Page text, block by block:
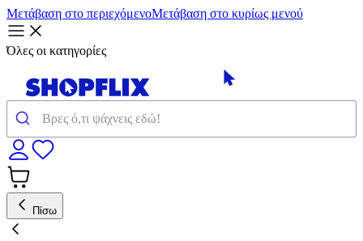
Μετάβαση στο περιεχόμενοΜετάβαση στο κυρίως μενού
Όλες οι κατηγορίες
Πίσω